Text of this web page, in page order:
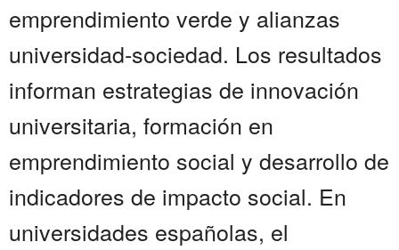
emprendimiento verde y alianzas
universidad-sociedad. Los resultados
informan estrategias de innovación
universitaria, formación en
emprendimiento social y desarrollo de
indicadores de impacto social. En
universidades españolas, el